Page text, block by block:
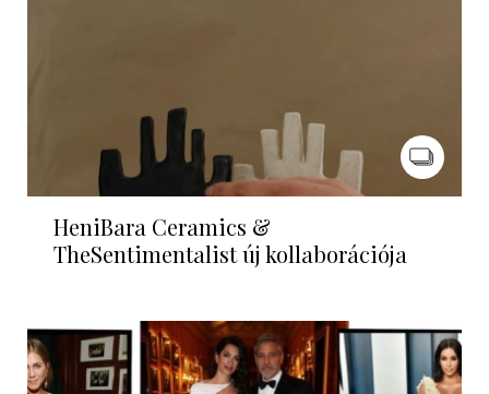
HeniBara Ceramics &
TheSentimentalist új kollaborációja